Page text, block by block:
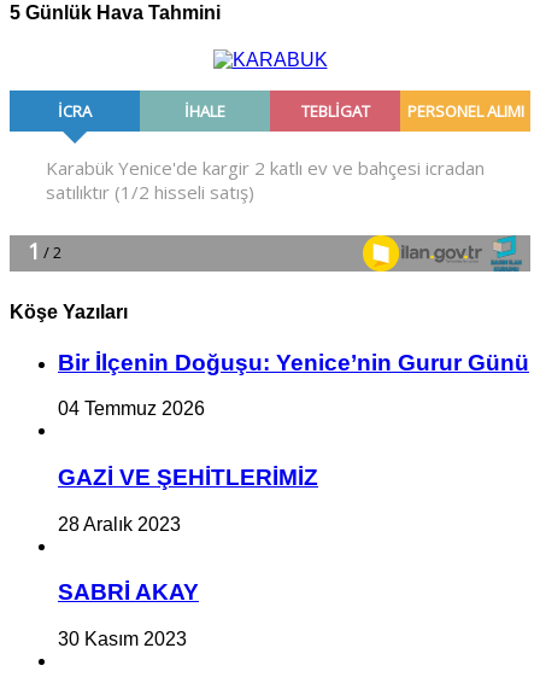
5 Günlük Hava Tahmini
Köşe Yazıları
Bir İlçe­nin Do­ğu­şu: Ye­ni­ce’nin Gurur Günü
04 Temmuz 2026
GAZİ VE ŞEHİTLERİMİZ
28 Aralık 2023
SABRİ AKAY
30 Kasım 2023